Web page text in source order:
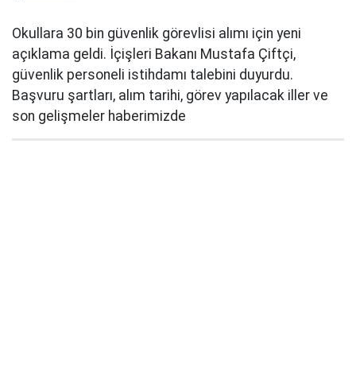
Okullara 30 bin güvenlik görevlisi alımı için yeni
açıklama geldi. İçişleri Bakanı Mustafa Çiftçi,
güvenlik personeli istihdamı talebini duyurdu.
Başvuru şartları, alım tarihi, görev yapılacak iller ve
son gelişmeler haberimizde